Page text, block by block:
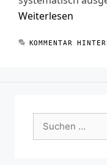
Weiterlesen
KOMMENTAR
Suchen
nach: